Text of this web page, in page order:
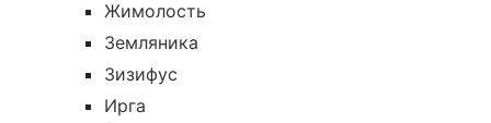
Жимолость
Земляника
Зизифус
Ирга